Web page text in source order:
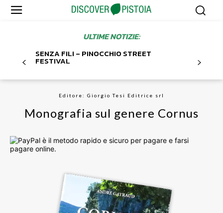
ULTIME NOTIZIE:
SENZA FILI – PINOCCHIO STREET
FESTIVAL
Editore: Giorgio Tesi Editrice srl
Monografia sul genere Cornus